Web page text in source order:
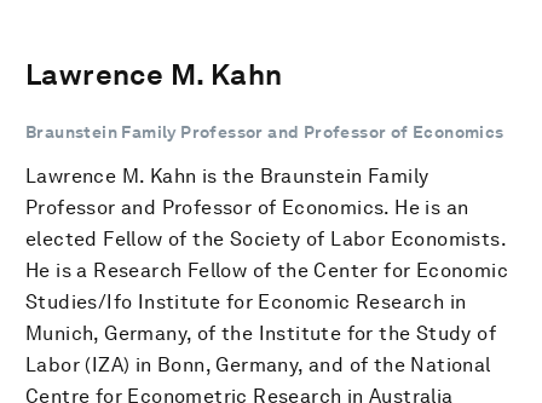
Lawrence M. Kahn
Braunstein Family Professor and Professor of Economics
Lawrence M. Kahn is the Braunstein Family
Professor and Professor of Economics. He is an
elected Fellow of the Society of Labor Economists.
He is a Research Fellow of the Center for Economic
Studies/Ifo Institute for Economic Research in
Munich, Germany, of the Institute for the Study of
Labor (IZA) in Bonn, Germany, and of the National
Centre for Econometric Research in Australia